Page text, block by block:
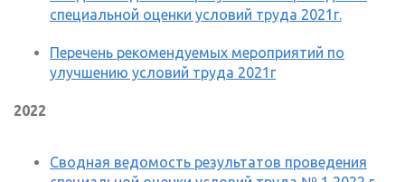
специальной оценки условий труда 2021г.
Перечень рекомендуемых мероприятий по
улучшению условий труда 2021г
2022
Сводная ведомость результатов проведения